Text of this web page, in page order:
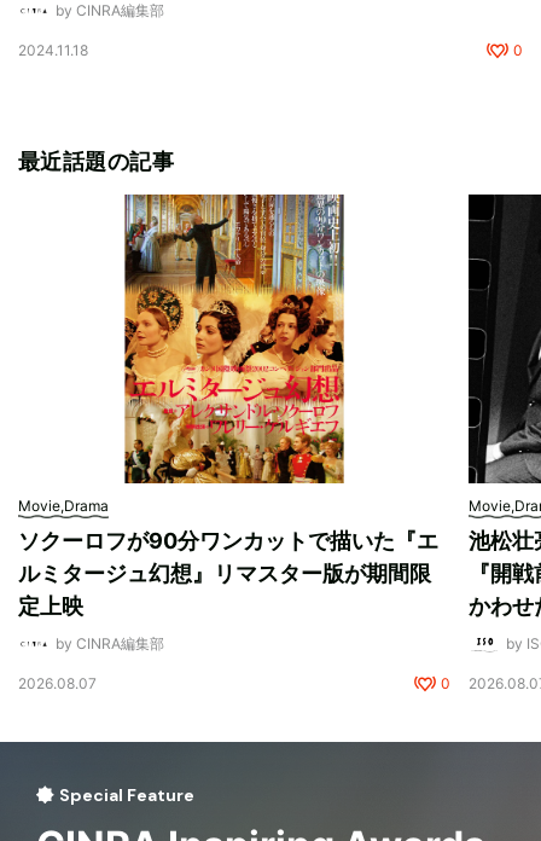
by CINRA編集部
2024.11.18 0
最近話題の記事
Movie,Drama
ソクーロフが90分ワンカットで描いた『エ
ルミタージュ幻想』リマスター版が期間限
定上映
by CINRA編集部
2026.08.07 0
池松壮
『開
かわせ
by
Special Feature